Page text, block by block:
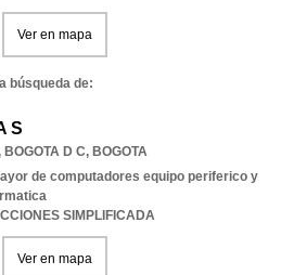
Ver en mapa
búsqueda de:
S
BOGOTA D C, BOGOTA
de computadores equipo periferico y
SIMPLIFICADA
Ver en mapa